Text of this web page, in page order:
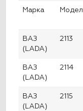
Марка
ВАЗ
(LADA)
2113
ВАЗ
(LADA)
2114
ВАЗ
(LADA)
2115